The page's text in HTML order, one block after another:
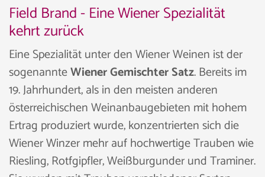
Field Brand - Eine Wiener Spezialität
kehrt zurück
Eine Spezialität unter den Wiener Weinen ist der
sogenannteWiener Gemischter Satz. Bereits im
19. Jahrhundert, als in den meisten anderen
österreichischen Weinanbaugebieten mit hohem
Ertrag produziert wurde, konzentrierten sich die
Wiener Winzer mehr auf hochwertige Trauben wie
Riesling, Rotfgipfler, Weißburgunder und Traminer.